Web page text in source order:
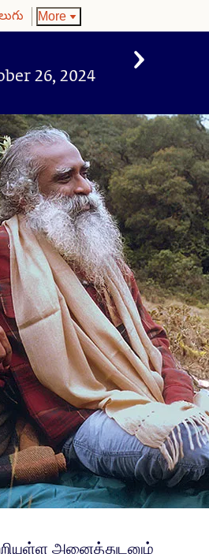
More
26, 2024
அனைத்துடனும்